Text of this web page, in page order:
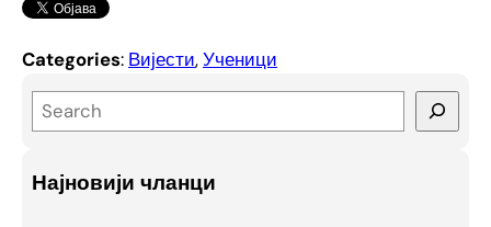
Categories: Вијести, Ученици
e
rНајновији чланци